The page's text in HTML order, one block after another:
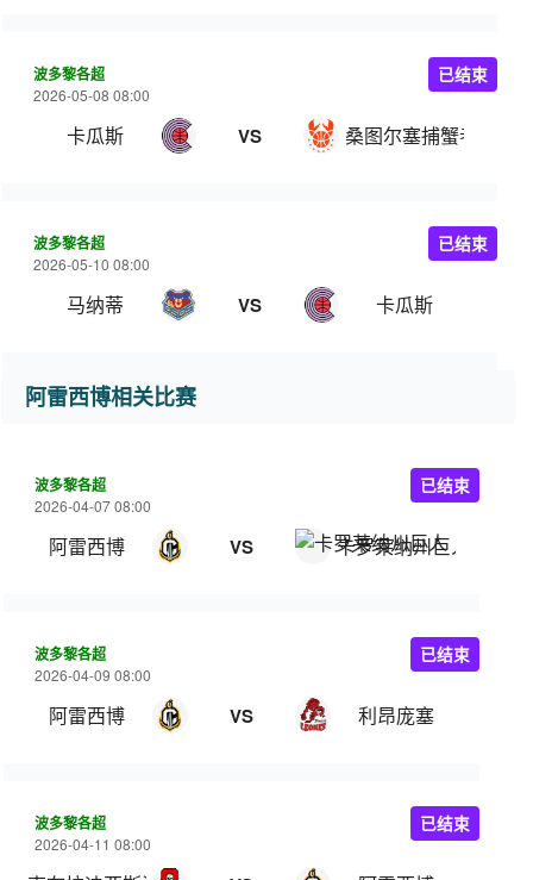
波多黎各超
2026-05-08 08:00
卡瓜斯 VS 桑图尔塞捕蟹者
已结束
波多黎各超
2026-05-10 08:00
马纳蒂 VS 卡瓜斯
已结束
阿雷西博相关比赛
波多黎各超
2026-04-07 08:00
阿雷西博 VS 卡罗莱纳州巨人
已结束
波多黎各超
2026-04-09 08:00
阿雷西博 VS 利昂庞塞
已结束
波多黎各超
2026-04-11 08:00
已结束